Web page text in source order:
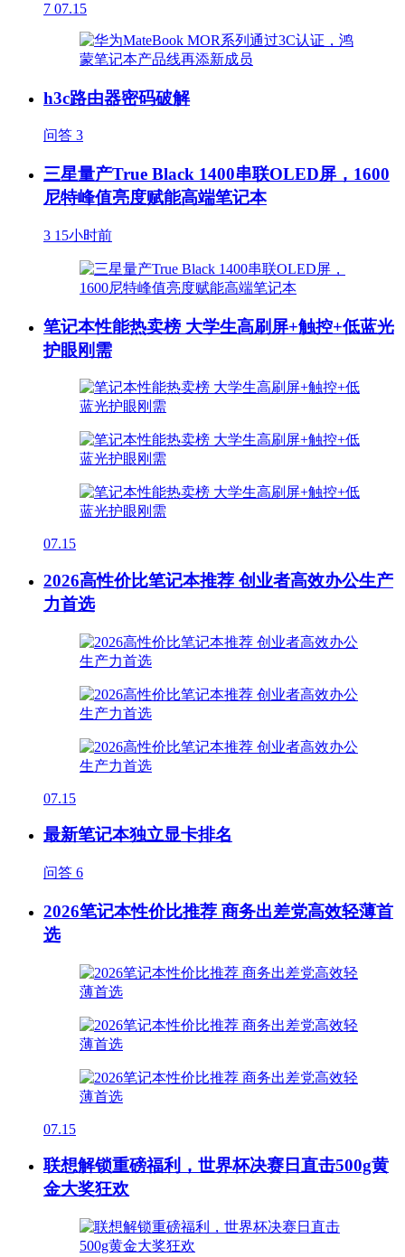
7 07.15
h3c路由器密码破解
问答 3
三星量产True Black 1400串联OLED屏，1600
尼特峰值亮度赋能高端笔记本
3 15小时前
笔记本性能热卖榜 大学生高刷屏+触控+低蓝光
护眼刚需
07.15
2026高性价比笔记本推荐 创业者高效办公生产
力首选
07.15
最新笔记本独立显卡排名
问答 6
2026笔记本性价比推荐 商务出差党高效轻薄首
选
07.15
联想解锁重磅福利，世界杯决赛日直击500g黄
金大奖狂欢